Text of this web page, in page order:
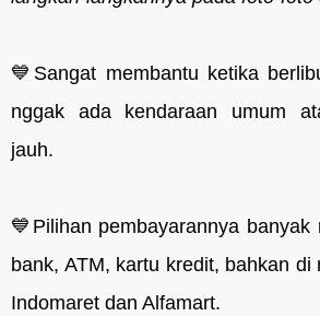
💙Sangat membantu ketika
nggak ada kendaraan umum
jauh.
💙Pilihan pembayarannya banyak
bank, ATM, kartu kredit, bahkan di
Indomaret dan Alfamart.